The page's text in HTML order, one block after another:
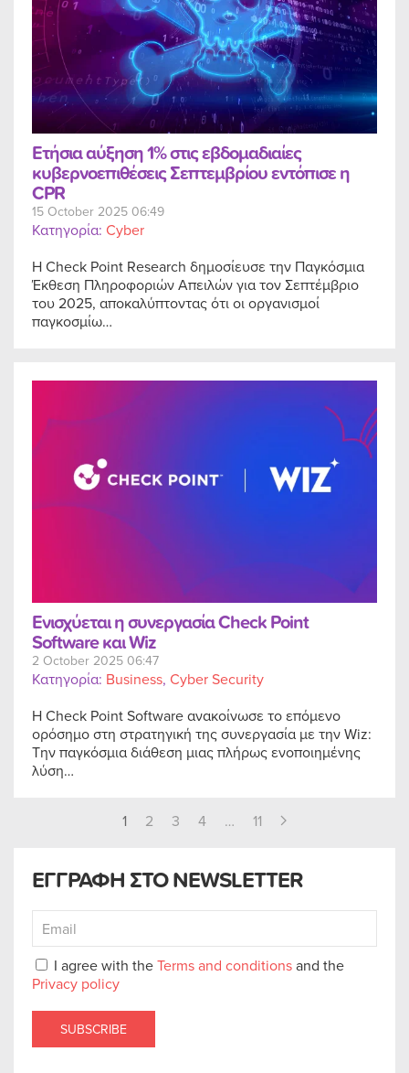
ΕΓΓΡΑΦΗ ΣΤΟ NEWSLETTER
I agree with theTerms and conditionsand the
Privacy policy
SUBSCRIBE
Ετήσια αύξηση 1% στις εβδομαδιαίες
κυβερνοεπιθέσεις Σεπτεμβρίου εντόπισε η
CPR
15 October 2025 06:49
Κατηγορία: Cyber
Η Check Point Research δημοσίευσε την Παγκόσμια
Έκθεση Πληροφοριών Απειλών για τον Σεπτέμβριο
του 2025, αποκαλύπτοντας ότι οι οργανισμοί
παγκοσμίω…
Ενισχύεται η συνεργασία Check Point
Software και Wiz
2 October 2025 06:47
Κατηγορία: Business, Cyber Security
Η Check Point Software ανακοίνωσε το επόμενο
ορόσημο στη στρατηγική της συνεργασία με την Wiz:
Την παγκόσμια διάθεση μιας πλήρως ενοποιημένης
λύση…
1 2 3 4 … 11